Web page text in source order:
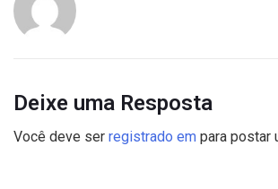
Deixe uma Resposta
Você deve ser registrado em para postar